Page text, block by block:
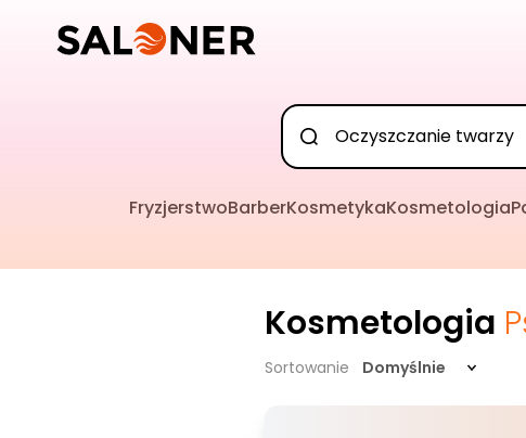
FryzjerstwoBarberKosmetykaKosmetologia
Kosmetologia
Sortowanie Domyślnie